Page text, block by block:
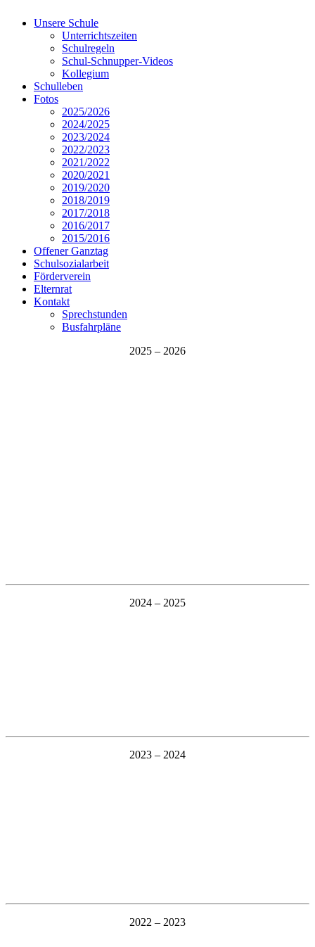
Unsere Schule
Unterrichtszeiten
Schulregeln
Schul-Schnupper-Videos
Kollegium
Schulleben
Fotos
2025/2026
2024/2025
2023/2024
2022/2023
2021/2022
2020/2021
2019/2020
2018/2019
2017/2018
2016/2017
2015/2016
Offener Ganztag
Schulsozialarbeit
Förderverein
Elternrat
Kontakt
Sprechstunden
Busfahrpläne
2025 – 2026
2024 – 2025
2023 – 2024
2022 – 2023